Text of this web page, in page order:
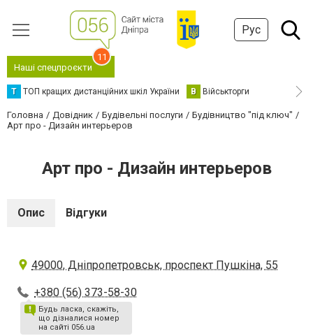
Рус
Наші спецпроєкти
11
Т ТОП кращих дистанційних шкіл України В Військторги
Головна Довідник Будівельні послуги
Будівництво "під ключ"
Арт про - Дизайн интерьеров
Арт про - Дизайн интерьеров
Опис Відгуки
49000, Дніпропетровськ, проспект Пушкіна, 55
+380 (56) 373-58-30
Будь ласка, скажіть,
що дізналися номер
на сайті 056.ua